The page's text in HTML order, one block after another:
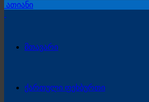
ათიანი
მთავარი
ქართული ფეხბურთი